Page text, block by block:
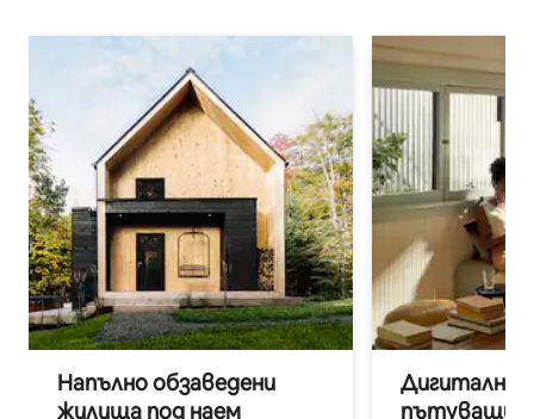
Напълно обзаведени
жилища под наем
Дигитални
пътуващи